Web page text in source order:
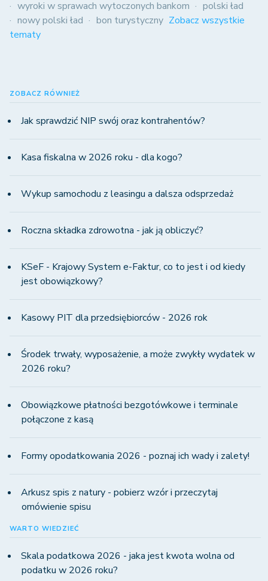
wyroki w sprawach wytoczonych bankom
polski ład
nowy polski ład
bon turystyczny Zobacz wszystkie
tematy
ZOBACZ RÓWNIEŻ
Jak sprawdzić NIP swój oraz kontrahentów?
Kasa fiskalna w 2026 roku - dla kogo?
Wykup samochodu z leasingu a dalsza odsprzedaż
Roczna składka zdrowotna - jak ją obliczyć?
KSeF - Krajowy System e-Faktur, co to jest i od kiedy
jest obowiązkowy?
Kasowy PIT dla przedsiębiorców - 2026 rok
Środek trwały, wyposażenie, a może zwykły wydatek w
2026 roku?
Obowiązkowe płatności bezgotówkowe i terminale
połączone z kasą
Formy opodatkowania 2026 - poznaj ich wady i zalety!
Arkusz spis z natury - pobierz wzór i przeczytaj
omówienie spisu
WARTO WIEDZIEĆ
Skala podatkowa 2026 - jaka jest kwota wolna od
podatku w 2026 roku?